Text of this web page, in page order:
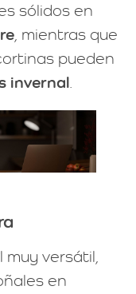
sólidos en
, mientras que
pueden
invernal.
muy versátil,
en